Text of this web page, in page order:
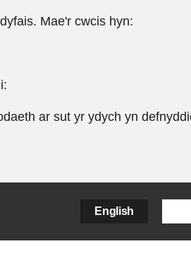
Mae'r cwcis hyn:
ar sut yr ydych yn
English